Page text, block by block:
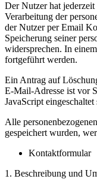
Der Nutzer hat
Verarbeitung der
der Nutzer per Email
Speicherung seiner
widersprechen. In
fortgeführt werden.
Ein Antrag auf
E-Mail-Adresse ist vor
JavaScript eingeschaltet
Alle
gespeichert wurden,
Kontaktformular
1. Beschreibung und